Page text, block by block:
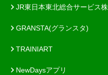
JR東日本東北総合サービス株
GRANSTA(グランスタ)
TRAINIART
NewDaysアプリ